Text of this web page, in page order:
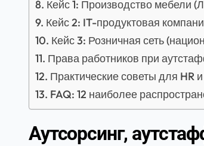
Кейс 1: Производство мебели
Кейс 2: IT-продуктовая
Кейс 3: Розничная сеть
Права работников при
Практические советы для HR
FAQ: 12 наиболее
Аутсорсинг,